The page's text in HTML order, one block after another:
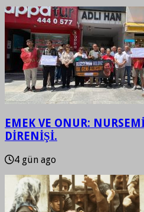
EMEK VE ONUR:
DİRENİŞİ.
4 gün ago